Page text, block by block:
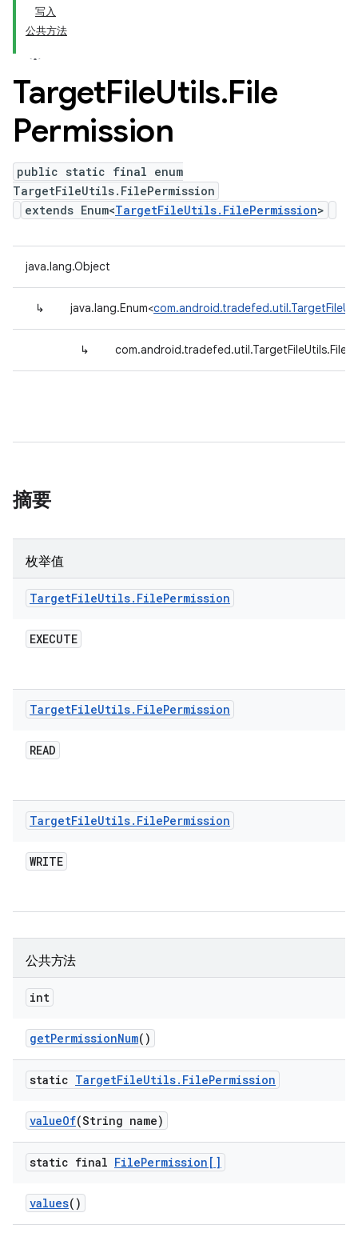
写入
公共方法
TargetFileUtils.File
Permission
public static final enum
TargetFileUtils.FilePermission
extends Enum<TargetFileUtils.FilePermission>
java.lang.Object
↳ java.lang.Enum<
↳
摘要
枚举值
TargetFileUtils. FilePermission
EXECUTE
TargetFileUtils. FilePermission
READ
TargetFileUtils. FilePermission
WRITE
公共方法
int
getPermissionNum()
static TargetFileUtils. FilePermission
valueOf(String name)
static final FilePermission[]
values()